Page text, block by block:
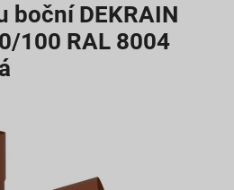
boční DEKRAIN
100 RAL 8004